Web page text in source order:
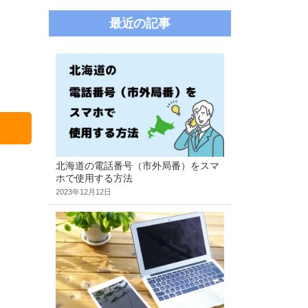
最近の記事
北海道の電話番号（市外局番）をスマ
ホで使用する方法
2023年12月12日